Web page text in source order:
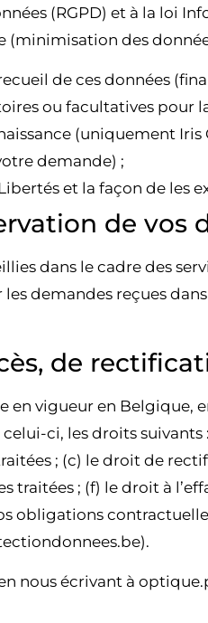
(RGPD) et à la loi
(minimisation des
de ces données
ou facultatives pour
(uniquement
demande) ;
et la façon de les
de vos
dans le cadre des
les demandes reçues
de
vigueur en Belgique,
ci, les droits
; (c) le droit de
traitées ; (f) le droit à
obligations
nous écrivant à